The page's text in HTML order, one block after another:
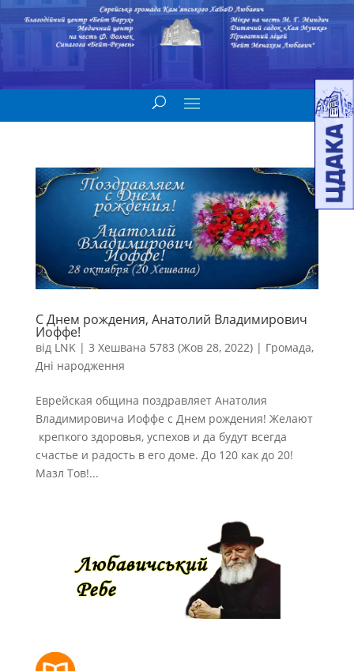
С Днем рождения, Анатолий Владимирович
Иоффе!
від LNK| 3 Хешвана 5783 (Жов 28, 2022)| Громада,
Дні народження
Еврейская община поздравляет Анатолия
Владимировича Иоффе с Днем рождения! Желают
крепкого здоровья, успехов и да будут всегда
счастье и радость в его доме. До 120 как до 20!
Мазл Тов!...